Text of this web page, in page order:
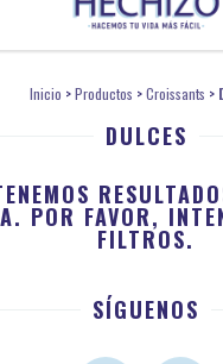
Inicio >Productos >Croissants >
DULCES
POR FAVOR,
FILTROS.
SÍGUENOS